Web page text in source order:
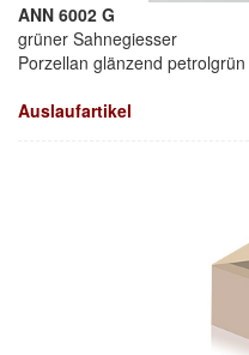
ANN 6002 G
grüner Sahnegiesser
Porzellan glänzend petrolgrün
Auslaufartikel